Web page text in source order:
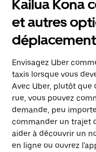
Kailua Kona
et autres
déplacement
Envisagez Uber
taxis lorsque vous
Avec Uber, plutôt que
rue, vous pouvez
demande, peu
commander un trajet
aider à découvrir un
en ligne ou ouvrez